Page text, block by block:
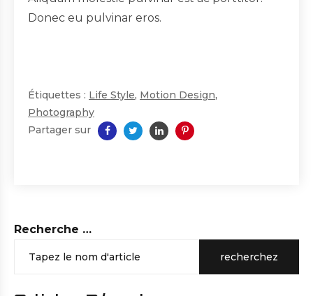
Recherche …
recherchez
Donec eu pulvinar eros.
Étiquettes : Life Style, Motion Design,
Photography
Partager sur